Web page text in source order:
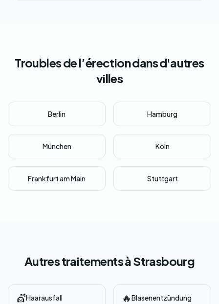
Troubles de l’érection dans d'autres
villes
Berlin Hamburg
München Köln
Frankfurt am Main Stuttgart
Autres traitements à Strasbourg
💇Haarausfall 🔥Blasenentzündung